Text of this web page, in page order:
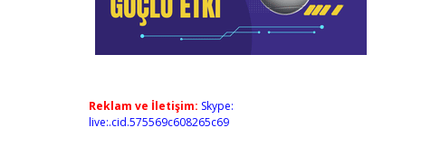
Reklam ve İletişim: Skype:
live:.cid.575569c608265c69